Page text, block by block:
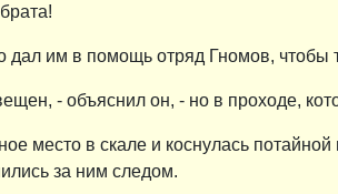
дал им в помощь отряд Гномов, чтобы
- объяснил он, - но в проходе,
место в скале и коснулась
за ним следом.